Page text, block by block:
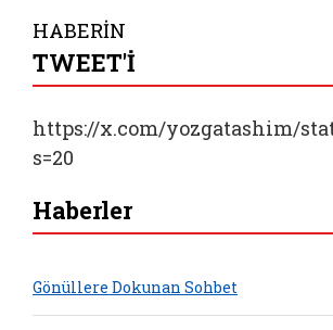
HABERİN
TWEET'İ
https://x.com/yozgatashim/
s=20
Haberler
Gönüllere Dokunan Sohbet